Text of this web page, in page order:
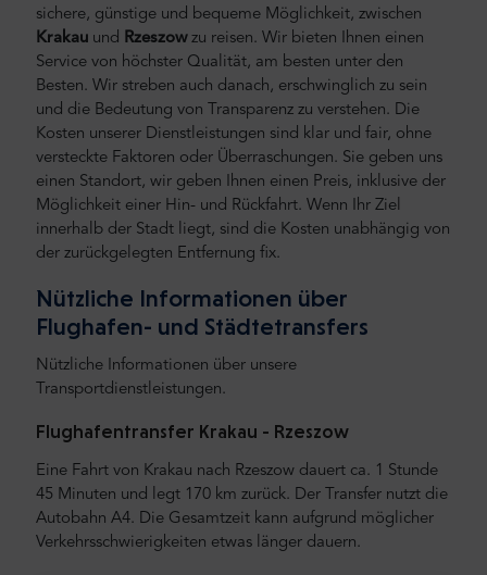
sichere, günstige und bequeme Möglichkeit, zwischen
Krakau und Rzeszowzu reisen. Wir bieten Ihnen einen
Service von höchster Qualität, am besten unter den
Besten. Wir streben auch danach, erschwinglich zu sein
und die Bedeutung von Transparenz zu verstehen. Die
Kosten unserer Dienstleistungen sind klar und fair, ohne
versteckte Faktoren oder Überraschungen. Sie geben uns
einen Standort, wir geben Ihnen einen Preis, inklusive der
Möglichkeit einer Hin- und Rückfahrt. Wenn Ihr Ziel
innerhalb der Stadt liegt, sind die Kosten unabhängig von
der zurückgelegten Entfernung fix.
Nützliche Informationen über
Flughafen- und Städtetransfers
Nützliche Informationen über unsere
Transportdienstleistungen.
Flughafentransfer Krakau - Rzeszow
Eine Fahrt von Krakau nach Rzeszow dauert ca. 1 Stunde
45 Minuten und legt 170 km zurück. Der Transfer nutzt die
Autobahn A4. Die Gesamtzeit kann aufgrund möglicher
Verkehrsschwierigkeiten etwas länger dauern.